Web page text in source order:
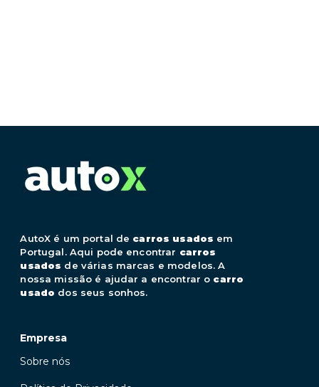
AutoX é um portal de carros usados em
Portugal. Aqui pode encontrar carros
usados de várias marcas e modelos. A
nossa missão é ajudar a encontrar o carro
usado dos seus sonhos.
Empresa
Sobre nós